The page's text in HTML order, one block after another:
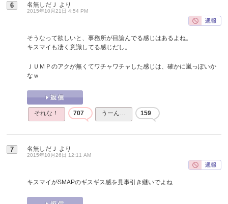
6 名無しだＪ より
2015年10月21日 4:54 PM
そうなって欲しいと、事務所が目論んでる感じはあるよね。
キスマイも凄く意識してる感じだし。
ＪＵＭＰのアクが無くてワチャワチャした感じは、確かに嵐っぽいか
なｗ
それな！ 707 うーん… 159
7 名無しだＪ より
2015年10月26日 12:11 AM
キスマイがSMAPのギスギス感を見事引き継いでよね